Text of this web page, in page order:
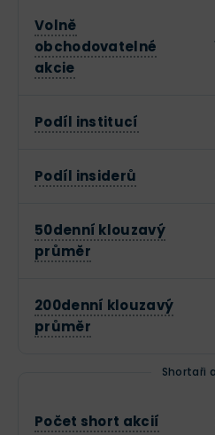
Volně
obchodovatelné
akcie
Podíl institucí
Podíl insiderů
50denní klouzavý
průměr
200denní klouzavý
průměr
Shortaři
Počet short akcií